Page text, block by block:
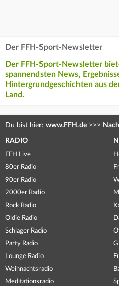
Der FFH-Sport-Newsletter
Der FFH-Sport-Newsletter
spannendsten News,
Hintergrundgeschichten aus
Land.
Du bist hier: www.FFH.de >>>
RADIO
FFH Live
80er Radio
90er Radio
2000er Radio
Rock Radio
Oldie Radio
Schlager Radio
Party Radio
Lounge Radio
Weihnachtsradio
Meditationsradio